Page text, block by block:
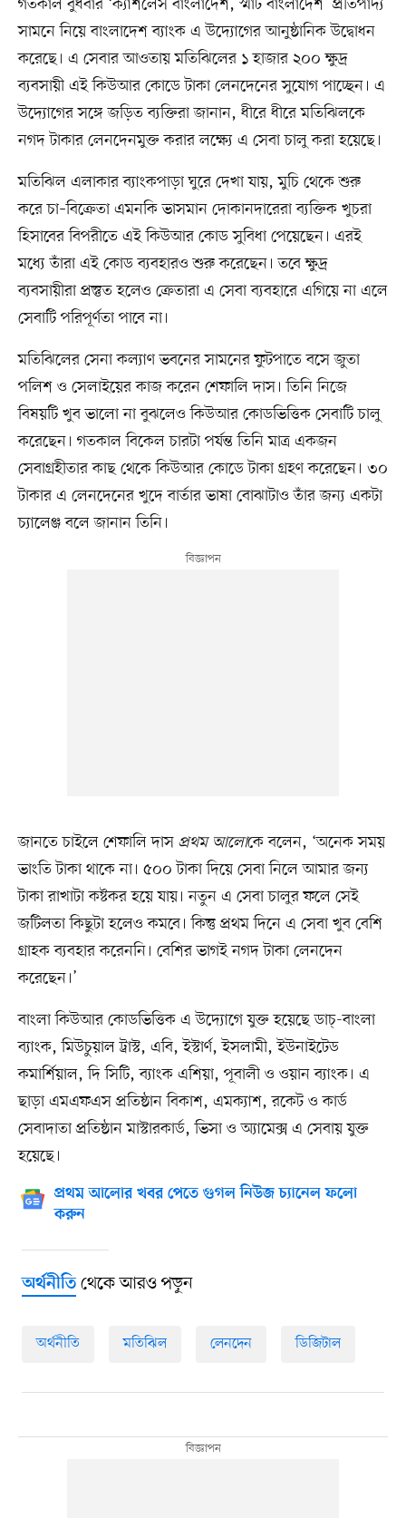
সামনে নিয়ে বাংলাদেশ ব্যাংক এ উদ্যোগের আনুষ্ঠানিক উদ্বোধন
করেছে। এ সেবার আওতায় মতিঝিলের ১ হাজার ২০০ ক্ষুদ্র
ব্যবসায়ী এই কিউআর কোডে টাকা লেনদেনের সুযোগ পাচ্ছেন। এ
উদ্যোগের সঙ্গে জড়িত ব্যক্তিরা জানান, ধীরে ধীরে মতিঝিলকে
নগদ টাকার লেনদেনমুক্ত করার লক্ষ্যে এ সেবা চালু করা হয়েছে।
মতিঝিল এলাকার ব্যাংকপাড়া ঘুরে দেখা যায়, মুচি থেকে শুরু
করে চা–বিক্রেতা এমনকি ভাসমান দোকানদারেরা ব্যক্তিক খুচরা
হিসাবের বিপরীতে এই কিউআর কোড সুবিধা পেয়েছেন। এরই
মধ্যে তাঁরা এই কোড ব্যবহারও শুরু করেছেন। তবে ক্ষুদ্র
ব্যবসায়ীরা প্রস্তুত হলেও ক্রেতারা এ সেবা ব্যবহারে এগিয়ে না এলে
সেবাটি পরিপূর্ণতা পাবে না।
মতিঝিলের সেনা কল্যাণ ভবনের সামনের ফুটপাতে বসে জুতা
পলিশ ও সেলাইয়ের কাজ করেন শেফালি দাস। তিনি নিজে
বিষয়টি খুব ভালো না বুঝলেও কিউআর কোডভিত্তিক সেবাটি চালু
করেছেন। গতকাল বিকেল চারটা পর্যন্ত তিনি মাত্র একজন
সেবাগ্রহীতার কাছ থেকে কিউআর কোডে টাকা গ্রহণ করেছেন। ৩০
টাকার এ লেনদেনের খুদে বার্তার ভাষা বোঝাটাও তাঁর জন্য একটা
চ্যালেঞ্জ বলে জানান তিনি।
জানতে চাইলে শেফালি দাসপ্রথম আলোকে বলেন, ‘অনেক সময়
ভাংতি টাকা থাকে না। ৫০০ টাকা দিয়ে সেবা নিলে আমার জন্য
টাকা রাখাটা কষ্টকর হয়ে যায়। নতুন এ সেবা চালুর ফলে সেই
জটিলতা কিছুটা হলেও কমবে। কিন্তু প্রথম দিনে এ সেবা খুব বেশি
গ্রাহক ব্যবহার করেননি। বেশির ভাগই নগদ টাকা লেনদেন
করেছেন।’
বাংলা কিউআর কোডভিত্তিক এ উদ্যোগে যুক্ত হয়েছে ডাচ্‌-বাংলা
ব্যাংক, মিউচুয়াল ট্রাস্ট, এবি, ইস্টার্ণ, ইসলামী, ইউনাইটেড
কমার্শিয়াল, দি সিটি, ব্যাংক এশিয়া, পূবালী ও ওয়ান ব্যাংক। এ
ছাড়া এমএফএস প্রতিষ্ঠান বিকাশ, এমক্যাশ, রকেট ও কার্ড
সেবাদাতা প্রতিষ্ঠান মাস্টারকার্ড, ভিসা ও অ্যামেক্স এ সেবায় যুক্ত
হয়েছে।
প্রথম আলোর খবর পেতে গুগল নিউজ চ্যানেল ফলো
করুন
অর্থনীতিথেকে আরও পড়ুন
অর্থনীতি মতিঝিল লেনদেন ডিজিটাল